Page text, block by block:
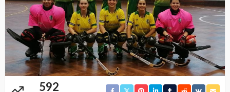
592